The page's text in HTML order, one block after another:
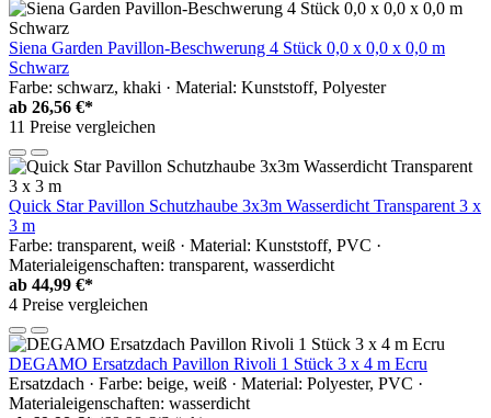
Siena Garden Pavillon-Beschwerung 4 Stück 0,0 x 0,0 x 0,0 m
Schwarz
Farbe: schwarz, khaki · Material: Kunststoff, Polyester
ab 26,56 €*
11 Preise vergleichen
Quick Star Pavillon Schutzhaube 3x3m Wasserdicht Transparent 3 x
3 m
Farbe: transparent, weiß · Material: Kunststoff, PVC ·
Materialeigenschaften: transparent, wasserdicht
ab 44,99 €*
4 Preise vergleichen
DEGAMO Ersatzdach Pavillon Rivoli 1 Stück 3 x 4 m Ecru
Ersatzdach · Farbe: beige, weiß · Material: Polyester, PVC ·
Materialeigenschaften: wasserdicht